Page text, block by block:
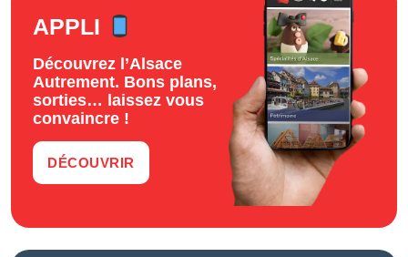
APPLI
Découvrez l’Alsace
Autrement. Bons plans,
sorties… laissez vous
convaincre !
DÉCOUVRIR